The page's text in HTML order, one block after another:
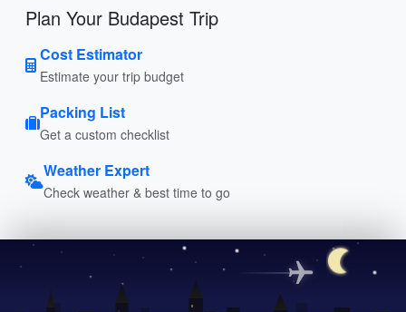
Plan Your Budapest Trip
Cost Estimator
Estimate your trip budget
Packing List
Get a custom checklist
Weather Expert
Check weather & best time to go